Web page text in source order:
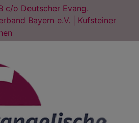
c/o Deutscher Evang.
Bayern e.V. | Kufsteiner